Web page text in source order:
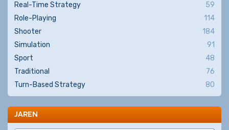
Real-Time Strategy
59
Role-Playing
114
Shooter
184
Simulation
91
Sport
48
Traditional
76
Turn-Based Strategy
80
JAREN